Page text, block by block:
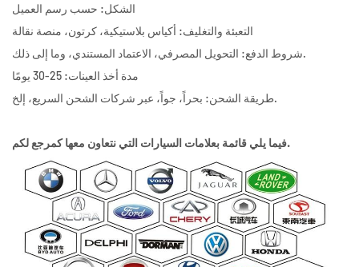
الشكل: حسب رسم العميل
التعبئة والتغليف: أكياس بلاستيكية، كرتون، منصة نقالة
شروط الدفع: التحويل المصرفي، الاعتماد المستندي، وما إلى ذلك.
مدة أخذ العينات: 25-30 يومًا
طريقة الشحن: بحراً، جواً، عبر شركات الشحن السريع، إلخ.
فيما يلي قائمة بعلامات السيارات التي نتعاون معها كمرجع لكم.